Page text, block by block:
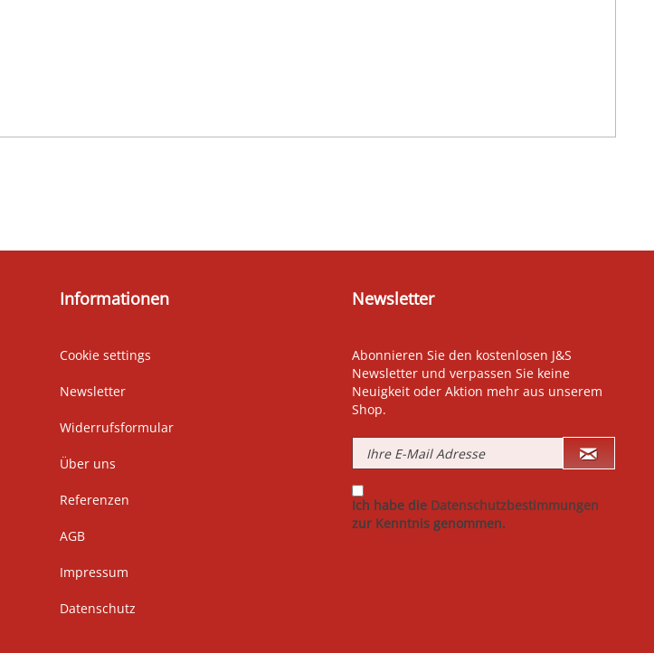
Informationen
Cookie settings
Newsletter
Widerrufsformular
Über uns
Referenzen
AGB
Impressum
Datenschutz
Newsletter
Abonnieren Sie den kostenlosen J&S
Newsletter und verpassen Sie keine
Neuigkeit oder Aktion mehr aus unserem
Shop.
Ich habe die Datenschutzbestimmungen
zur Kenntnis genommen.